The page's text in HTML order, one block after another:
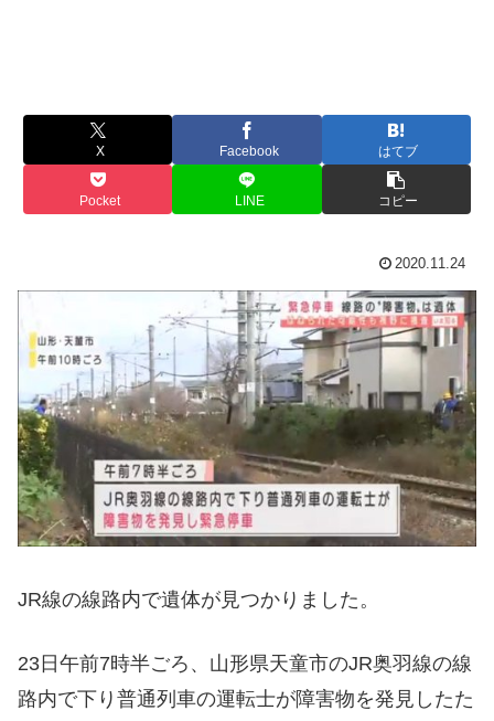
X Facebook はてブ
Pocket LINE コピー
2020.11.24
JR線の線路内で遺体が見つかりました。
23日午前7時半ごろ、山形県天童市のJR奥羽線の線
路内で下り普通列車の運転士が障害物を発見したた